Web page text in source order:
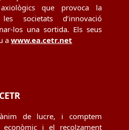
que provoca la
societats d’innovació
los una sortida. Els seus
a www.ea.cetr.net
de lucre, i comptem
i el recolzament